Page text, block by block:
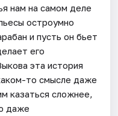
нам на самом деле
остроумно
и пусть он бьет
его
эта история
то смысле даже
казаться сложнее,
даже